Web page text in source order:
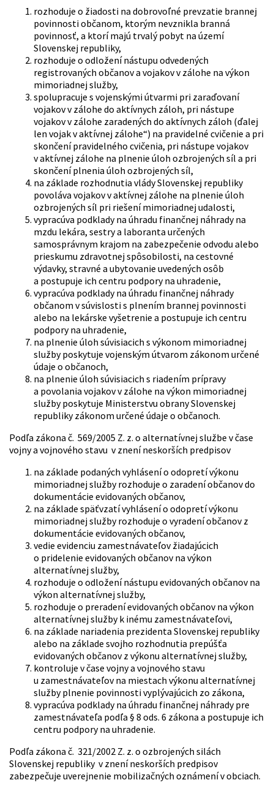
rozhoduje o žiadosti na dobrovoľné prevzatie brannej
povinnosti občanom, ktorým nevznikla branná
povinnosť, a ktorí majú trvalý pobyt na území
Slovenskej republiky,
rozhoduje o odložení nástupu odvedených
registrovaných občanov a vojakov v zálohe na výkon
mimoriadnej služby,
spolupracuje s vojenskými útvarmi pri zaraďovaní
vojakov v zálohe do aktívnych záloh, pri nástupe
vojakov v zálohe zaradených do aktívnych záloh (ďalej
len vojak v aktívnej zálohe“) na pravidelné cvičenie a pri
skončení pravidelného cvičenia, pri nástupe vojakov
v aktívnej zálohe na plnenie úloh ozbrojených síl a pri
skončení plnenia úloh ozbrojených síl,
na základe rozhodnutia vlády Slovenskej republiky
povoláva vojakov v aktívnej zálohe na plnenie úloh
ozbrojených síl pri riešení mimoriadnej udalosti,
vypracúva podklady na úhradu finančnej náhrady na
mzdu lekára, sestry a laboranta určených
samosprávnym krajom na zabezpečenie odvodu alebo
prieskumu zdravotnej spôsobilosti, na cestovné
výdavky, stravné a ubytovanie uvedených osôb
a postupuje ich centru podpory na uhradenie,
vypracúva podklady na úhradu finančnej náhrady
občanom v súvislosti s plnením brannej povinnosti
alebo na lekárske vyšetrenie a postupuje ich centru
podpory na uhradenie,
na plnenie úloh súvisiacich s výkonom mimoriadnej
služby poskytuje vojenským útvarom zákonom určené
údaje o občanoch,
na plnenie úloh súvisiacich s riadením prípravy
a povolania vojakov v zálohe na výkon mimoriadnej
služby poskytuje Ministerstvu obrany Slovenskej
republiky zákonom určené údaje o občanoch.
Podľa zákona č. 569/2005 Z. z. o alternatívnej službe v čase
vojny a vojnového stavu v znení neskorších predpisov
na základe podaných vyhlásení o odopretí výkonu
mimoriadnej služby rozhoduje o zaradení občanov do
dokumentácie evidovaných občanov,
na základe späťvzatí vyhlásení o odopretí výkonu
mimoriadnej služby rozhoduje o vyradení občanov z
dokumentácie evidovaných občanov,
vedie evidenciu zamestnávateľov žiadajúcich
o pridelenie evidovaných občanov na výkon
alternatívnej služby,
rozhoduje o odložení nástupu evidovaných občanov na
výkon alternatívnej služby,
rozhoduje o preradení evidovaných občanov na výkon
alternatívnej služby k inému zamestnávateľovi,
na základe nariadenia prezidenta Slovenskej republiky
alebo na základe svojho rozhodnutia prepúšťa
evidovaných občanov z výkonu alternatívnej služby,
kontroluje v čase vojny a vojnového stavu
u zamestnávateľov na miestach výkonu alternatívnej
služby plnenie povinnosti vyplývajúcich zo zákona,
vypracúva podklady na úhradu finančnej náhrady pre
zamestnávateľa podľa § 8 ods. 6 zákona a postupuje ich
centru podpory na uhradenie.
Podľa zákona č. 321/2002 Z. z. o ozbrojených silách
Slovenskej republiky v znení neskorších predpisov
zabezpečuje uverejnenie mobilizačných oznámení v obciach.